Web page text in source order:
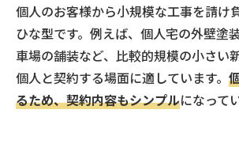
個人のお客様から小規模な工事を請け
ひな型です。例えば、個人宅の外壁塗
車場の舗装など、比較的規模の小さい
個人と契約する場面に適しています。
るため、契約内容もシンプルになって